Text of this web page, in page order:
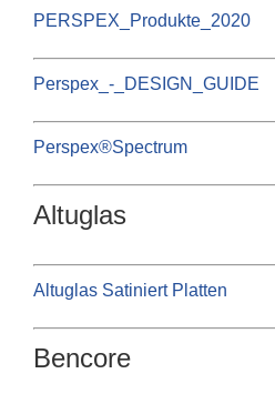
PERSPEX_Produkte_2020
Perspex_-_DESIGN_GUIDE
Perspex®Spectrum
Altuglas
Altuglas Satiniert Platten
Bencore